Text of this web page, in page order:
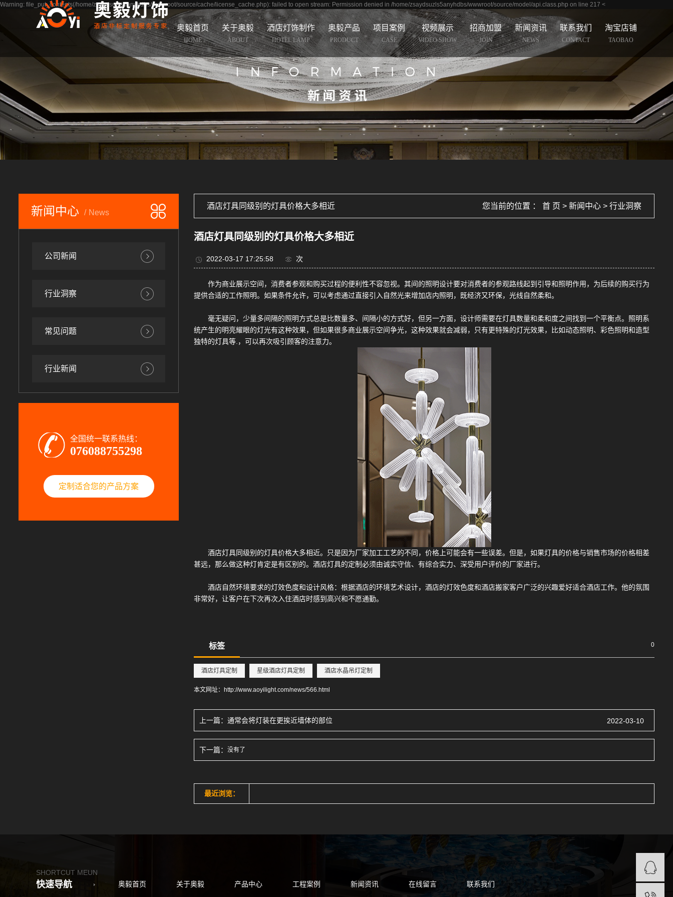
Warning: file_put_contents(/home/zsaydsuzls5anyhdbs/wwwroot/source/cache/license_cache.php): failed to open stream: Permission denied in /home/zsaydsuzls5anyhdbs/wwwroot/source/model/api.class.php on line 217 <
奥毅首页
HOME
关于奥毅
ABOUT
酒店灯饰制作
HOTEL LAMP
奥毅产品
PRODUCT
项目案例
CASE
视频展示
VIDEO SHOW
招商加盟
JOIN
新闻资讯
NEWS
联系我们
CONTACT
淘宝店铺
TAOBAO
新闻中心 News
公司新闻
行业洞察
常见问题
行业新闻
全国统一联系热线：
076088755298
定制适合您的产品方案
​酒店灯具同级别的灯具价格大多相近 您当前的位置 ： 首 页 > 新闻中心 > 行业洞察
​酒店灯具同级别的灯具价格大多相近
2022-03-17 17:25:58 次
作为商业展示空间，消费者参观和购买过程的便利性不容忽视。其间的照明设计要对消费者的参观路线起到引导和照明作用，为后续的购买行为
提供合适的工作照明。如果条件允许，可以考虑通过直接引入自然光来增加店内照明，既经济又环保，光线自然柔和。
毫无疑问，少量多间隔的照明方式总是比数量多、间隔小的方式好，但另一方面，设计师需要在灯具数量和柔和度之间找到一个平衡点。 照明系
统产生的明亮耀眼的灯光有这种效果，但如果很多商业展示空间争光，这种效果就会减弱，只有更特殊的灯光效果，比如动态照明、彩色照明和造型
独特的灯具等.，可以再次吸引顾客的注意力。
酒店灯具同级别的灯具价格大多相近。只是因为厂家加工工艺的不同，价格上可能会有一些误差。但是，如果灯具的价格与销售市场的价格相差
甚远，那么做这种灯肯定是有区别的。酒店灯具的定制必须由诚实守信、有综合实力、深受用户评价的厂家进行。
酒店自然环境要求的灯效色度和设计风格：根据酒店的环境艺术设计，酒店的灯效色度和酒店搬家客户广泛的兴趣爱好适合酒店工作。他的氛围
非常好，让客户在下次再次入住酒店时感到高兴和不愿通勤。
标签 0
酒店灯具定制 星级酒店灯具定制 酒店水晶吊灯定制
本文网址： http://www.aoyilight.com/news/566.html
上一篇： 通常会将灯装在更挨近墙体的部位 2022-03-10
下一篇： 没有了
最近浏览：
SHORTCUT MEUN
快速导航 奥毅首页 关于奥毅 产品中心 工程案例 新闻资讯 在线留言 联系我们